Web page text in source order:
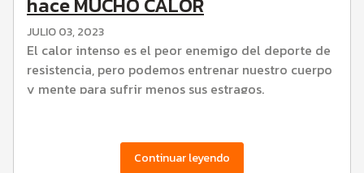
JULIO 03, 2023
El calor intenso es el peor enemigo del deporte de
resistencia, pero podemos entrenar nuestro cuerpo
y mente para sufrir menos sus estragos.
Continuar leyendo